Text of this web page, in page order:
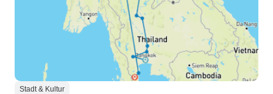
Stadt & Kultur